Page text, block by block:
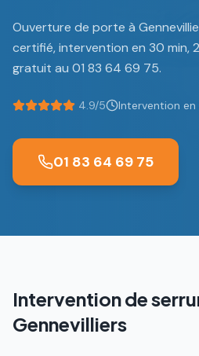
Ouverture de porte à
certifié, intervention en 30 min,
gratuit au 01 83 64 69 75.
4.9/5 Intervention en
01 83 64 69 75
Intervention de
Gennevilliers